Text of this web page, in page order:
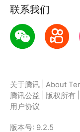
联系我们
关于腾讯 About
腾讯公益
版权所有
用户协议
版本号: 9.2.5